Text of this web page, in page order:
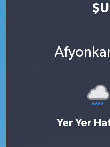
Yer Yer
Son Dakika Haberleri